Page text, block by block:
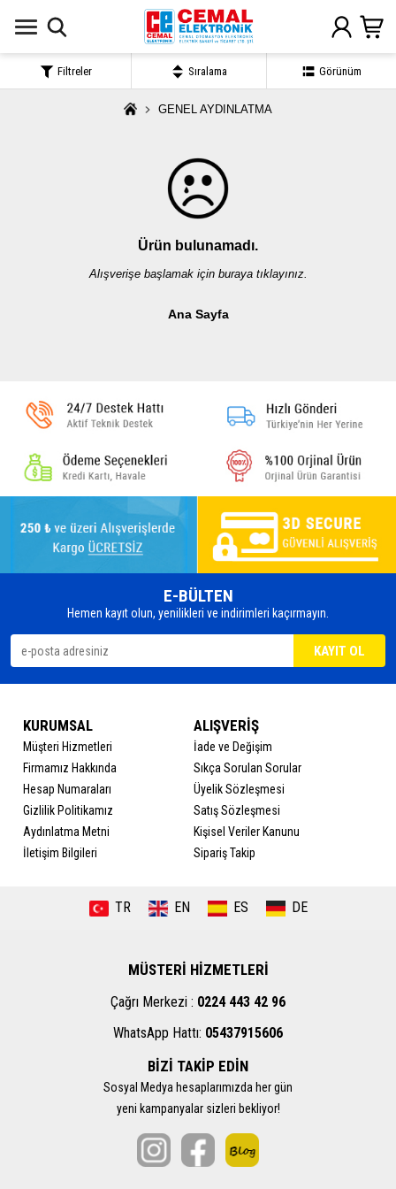
GENEL AYDINLATMA
Ürün bulunamadı.
Alışverişe başlamak için buraya tıklayınız.
Ana Sayfa
E-BÜLTEN
Hemen kayıt olun, yenilikleri ve indirimleri kaçırmayın.
KURUMSAL
Müşteri Hizmetleri
Firmamız Hakkında
Hesap Numaraları
Gizlilik Politikamız
Aydınlatma Metni
İletişim Bilgileri
ALIŞVERİŞ
İade ve Değişim
Sıkça Sorulan Sorular
Üyelik Sözleşmesi
Satış Sözleşmesi
Kişisel Veriler Kanunu
Sipariş Takip
TR EN ES DE
MÜSTERİ HİZMETLERİ
Çağrı Merkezi : 0224 443 42 96
WhatsApp Hattı: 05437915606
BİZİ TAKİP EDİN
Sosyal Medya hesaplarımızda her gün
yeni kampanyalar sizleri bekliyor!
Filtreler Sıralama Görünüm